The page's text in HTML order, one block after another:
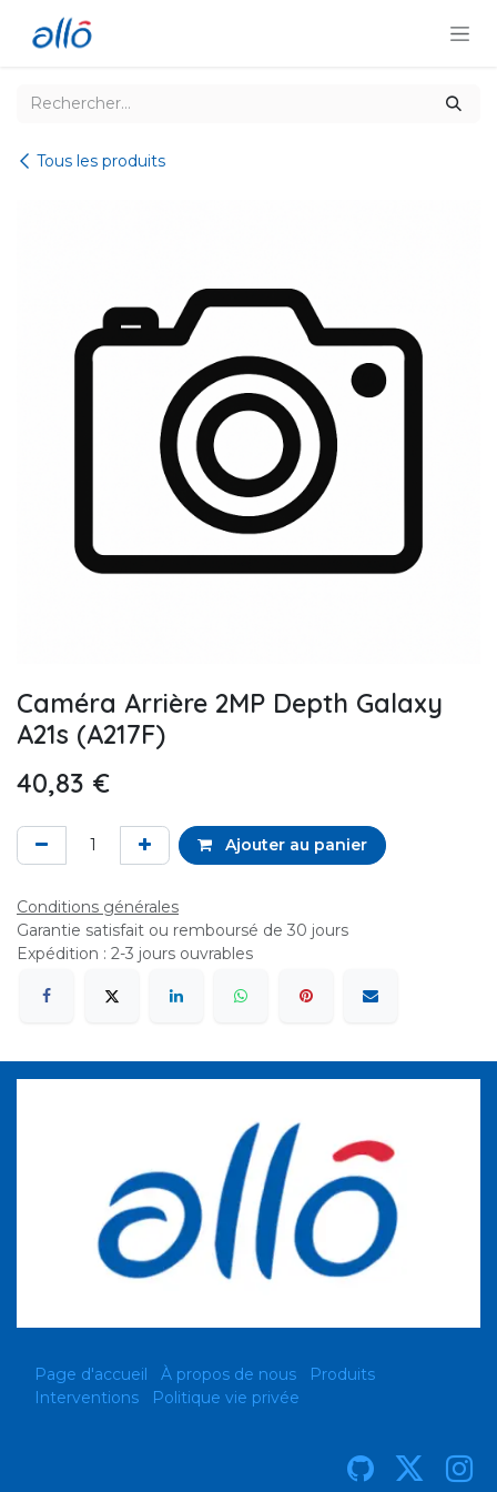
Tous les produits
Caméra Arrière 2MP Depth Galaxy
A21s (A217F)
40,83 €
Ajouter au panier
Conditions générales
Garantie satisfait ou remboursé de 30 jours
Expédition : 2-3 jours ouvrables
Page d'accueil À propos de nous
Produits
Interventions
Politique vie privée